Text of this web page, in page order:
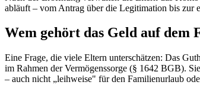
abläuft – vom Antrag über die Legitimation bis zur
Wem gehört das Geld auf dem
Eine Frage, die viele Eltern unterschätzen: Das
im Rahmen der Vermögenssorge (§ 1642 BGB).
– auch nicht „leihweise" für den Familienurlaub